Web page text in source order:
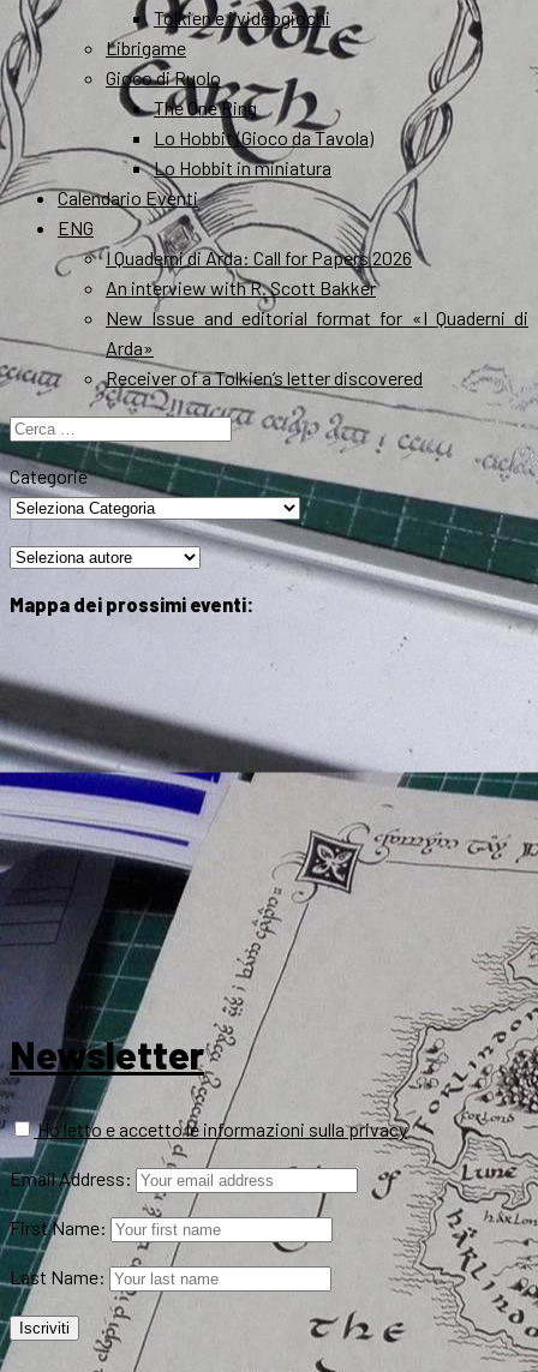
Tolkien e i videogiochi
Librigame
Gioco di Ruolo
The One Ring
Lo Hobbit (Gioco da Tavola)
Lo Hobbit in miniatura
Calendario Eventi
ENG
I Quaderni di Arda: Call for Papers 2026
An interview with R. Scott Bakker
New Issue and editorial format for «I Quaderni di
Arda»
Receiver of a Tolkien’s letter discovered
Ricerca
per:
Categorie
Mappa dei prossimi eventi:
Newsletter
Ho letto e accetto le informazioni sulla privacy
Email Address:
First Name:
Last Name: